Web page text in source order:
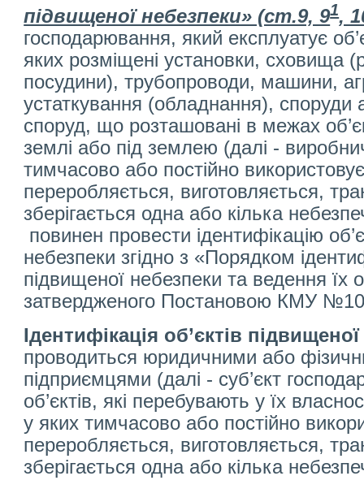
підвищеної небезпеки» (ст.9, 91,
господарювання, який експлуатує
яких розміщені установки, сховища
посудини), трубопроводи, машини,
устаткування (обладнання), споруди
споруд, що розташовані в межах
землі або під землею (далі -
тимчасово або постійно
переробляється, виготовляється,
зберігається одна або кілька
повинен провести ідентифікацію
небезпеки згідно з «Порядком
підвищеної небезпеки та ведення їх
затвердженого Постановою КМУ
Ідентифікація об’єктів
проводиться юридичними або
підприємцями (далі - суб’єкт
об’єктів, які перебувають у їх
у яких тимчасово або постійно
переробляється, виготовляється,
зберігається одна або кілька